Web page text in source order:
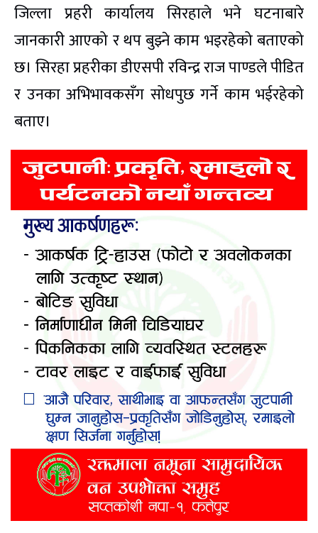
जिल्ला प्रहरी कार्यालय सिरहाले भने घटनाबारे
जानकारी आएको र थप बुझ्ने काम भइरहेको बताएको
छ। सिरहा प्रहरीका डीएसपी रविन्द्र राज पाण्डले पीडित
र उनका अभिभावकसँग सोधपुछ गर्ने काम भईरहेको
बताए।